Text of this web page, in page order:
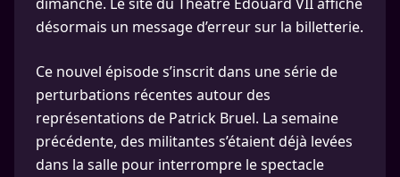
désormais un message d’erreur sur la billetterie.
Ce nouvel épisode s’inscrit dans une série de
perturbations récentes autour des
représentations de Patrick Bruel. La semaine
précédente, des militantes s’étaient déjà levées
dans la salle pour interrompre le spectacle